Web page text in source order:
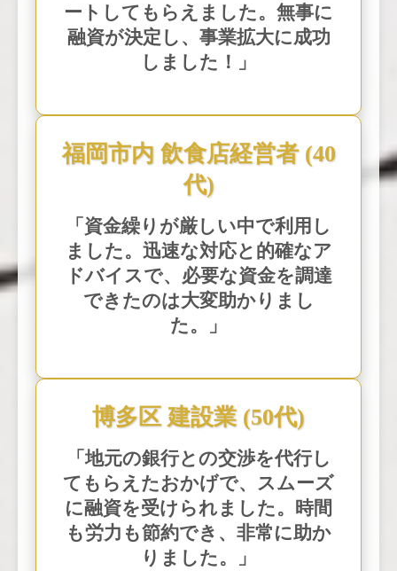
ートしてもらえました。無事に
融資が決定し、事業拡大に成功
しました！」
福岡市内 飲食店経営者 (40
代)
「資金繰りが厳しい中で利用し
ました。迅速な対応と的確なア
ドバイスで、必要な資金を調達
できたのは大変助かりまし
た。」
博多区 建設業 (50代)
「地元の銀行との交渉を代行し
てもらえたおかげで、スムーズ
に融資を受けられました。時間
も労力も節約でき、非常に助か
りました。」